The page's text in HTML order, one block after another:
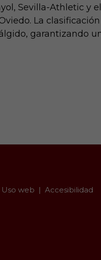
Sevilla-Athletic y
La
garantizando
Uso web Accesibilidad